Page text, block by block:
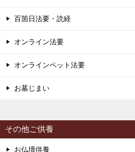
百箇日法要・読経
オンライン法要
オンラインペット法要
お墓じまい
その他ご供養
お仏壇供養